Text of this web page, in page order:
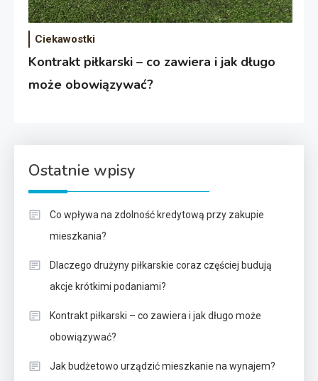
Ciekawostki
Kontrakt piłkarski – co zawiera i jak długo
może obowiązywać?
Ostatnie wpisy
Co wpływa na zdolność kredytową przy zakupie
mieszkania?
Dlaczego drużyny piłkarskie coraz częściej budują
akcje krótkimi podaniami?
Kontrakt piłkarski – co zawiera i jak długo może
obowiązywać?
Jak budżetowo urządzić mieszkanie na wynajem?